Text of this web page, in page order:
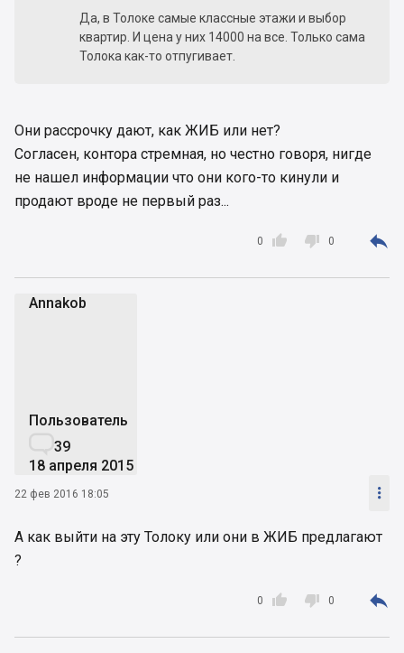
Да, в Толоке самые классные этажи и выбор
квартир. И цена у них 14000 на все. Только сама
Толока как-то отпугивает.
Они рассрочку дают, как ЖИБ или нет?
Согласен, контора стремная, но честно говоря, нигде
не нашел информации что они кого-то кинули и
продают вроде не первый раз...

0  0 
Annakob
Пользователь
39
18 апреля 2015
22 фев 2016 18:05 
А как выйти на эту Толоку или они в ЖИБ предлагают
?

0  0 